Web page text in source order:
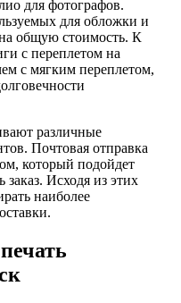
для фотографов.
для обложки и
общую стоимость. К
с переплетом на
с мягким переплетом,
различные
Почтовая отправка
который подойдет
заказ. Исходя из этих
наиболее